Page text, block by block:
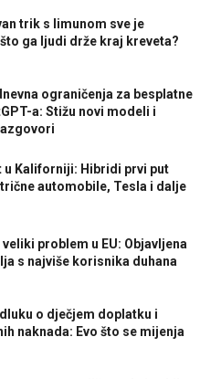
trik s limunom sve je
ga ljudi drže kraj kreveta?
ograničenja za besplatne
a: Stižu novi modeli i
u Kaliforniji: Hibridi prvi put
automobile, Tesla i dalje
problem u EU: Objavljena
s najviše korisnika duhana
o dječjem doplatku i
naknada: Evo što se mijenja